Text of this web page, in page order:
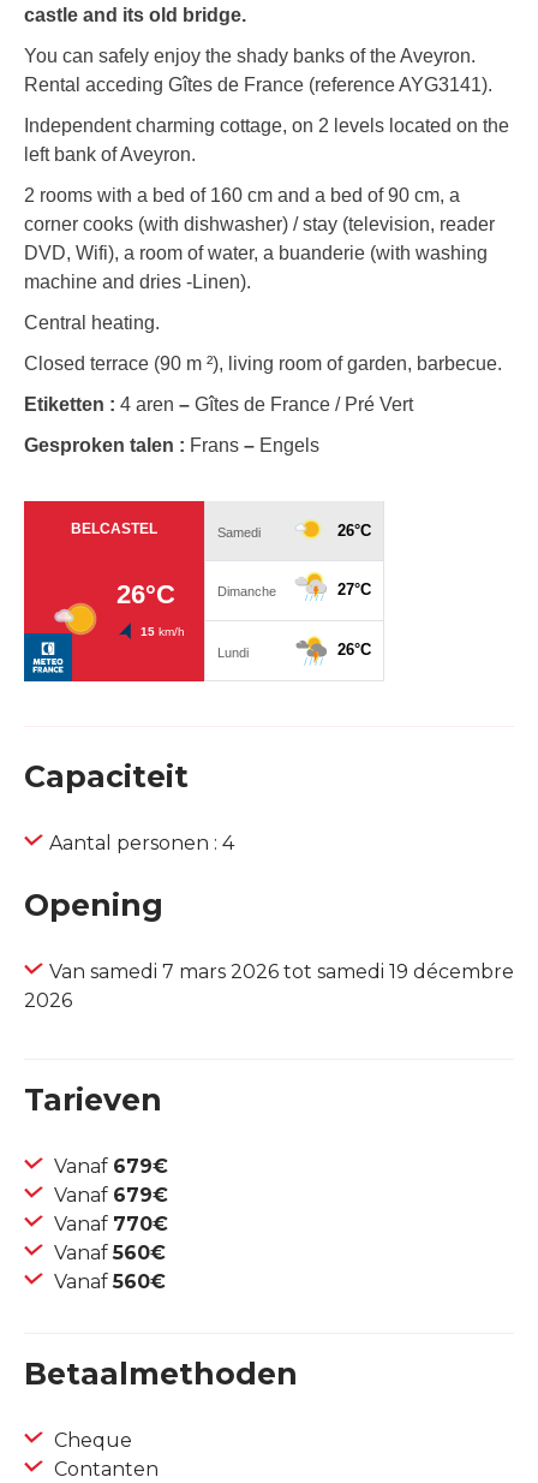
castle and its old bridge.
You can safely enjoy the shady banks of the Aveyron.
Rental acceding Gîtes de France (reference AYG3141).
Independent charming cottage, on 2 levels located on the
left bank of Aveyron.
2 rooms with a bed of 160 cm and a bed of 90 cm, a
corner cooks (with dishwasher) / stay (television, reader
DVD, Wifi), a room of water, a buanderie (with washing
machine and dries -Linen).
Central heating.
Closed terrace (90 m ²), living room of garden, barbecue.
Etiketten : 4 aren – Gîtes de France / Pré Vert
Gesproken talen : Frans – Engels
Capaciteit
Aantal personen : 4
Opening
Van samedi 7 mars 2026 tot samedi 19 décembre
2026
Tarieven
Vanaf 679€
Vanaf 679€
Vanaf 770€
Vanaf560€
Vanaf560€
Betaalmethoden
Cheque
Contanten